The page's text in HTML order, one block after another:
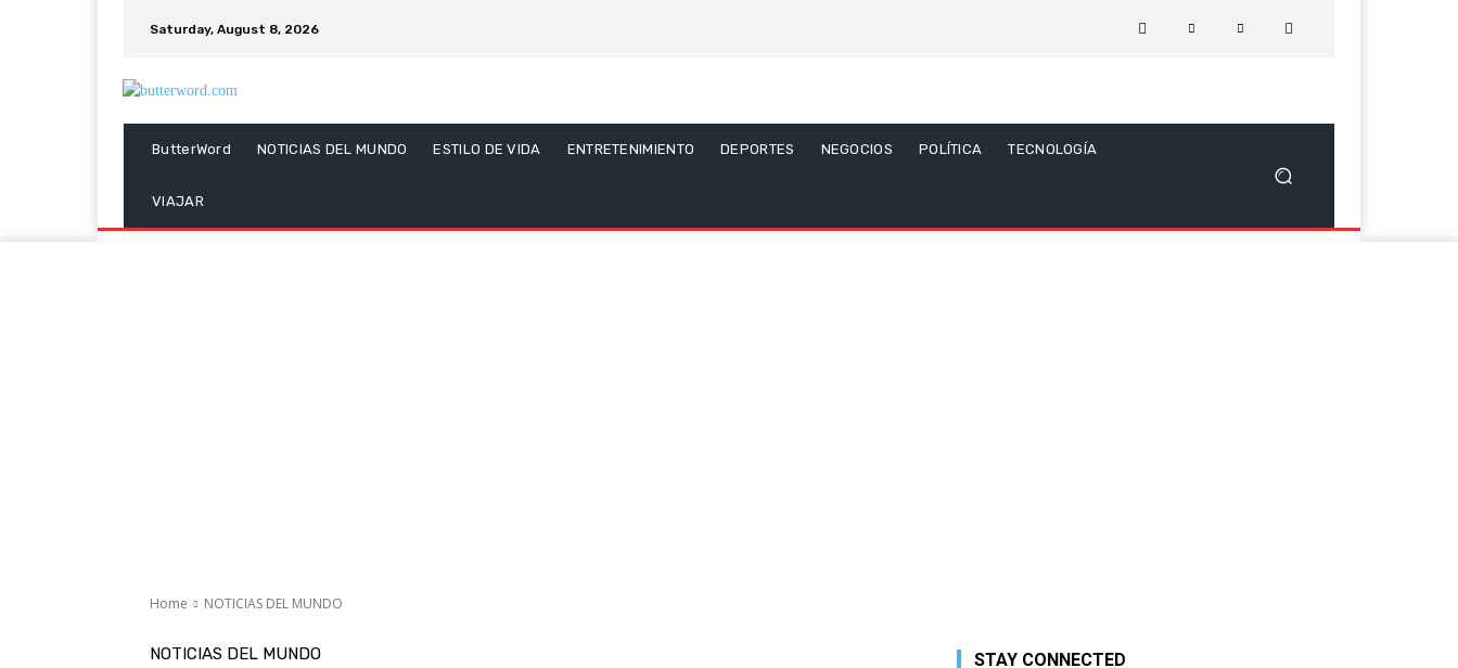
Saturday, August 8, 2026
ButterWord NOTICIAS DEL MUNDO ESTILO DE VIDA ENTRETENIMIENTO DEPORTES NEGOCIOS POLÍTICA TECNOLOGÍA
VIAJAR
Home NOTICIAS DEL MUNDO
NOTICIAS DEL MUNDO STAY CONNECTED